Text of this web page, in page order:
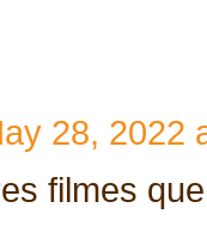
28, 2022
filmes